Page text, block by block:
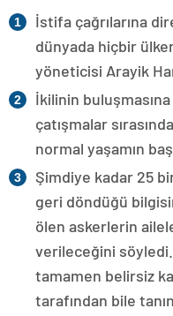
İstifa çağrılarına
dünyada hiçbir
yöneticisi Arayik
İkilinin
çatışmalar
normal yaşamın
Şimdiye kadar 25
geri döndüğü
ölen askerlerin
verileceğini söyledi.
tamamen belirsiz
tarafından bile